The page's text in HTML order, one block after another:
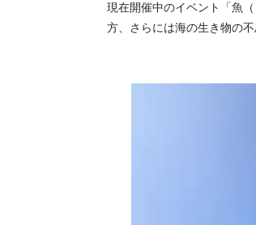
現在開催中のイベント「魚
方、さらには海の生き物の